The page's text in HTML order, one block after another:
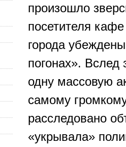
произошло
посетителя
города
погонах».
одну массовую
самому
расследовано
«укрывала»